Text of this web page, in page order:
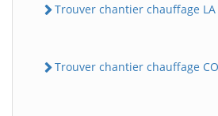
Trouver chantier chauffage LA
Trouver chantier chauffage